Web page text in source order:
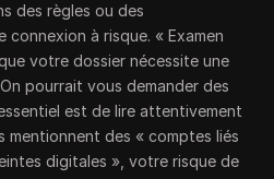
des règles ou des
à risque. « Examen
votre dossier nécessite une
pourrait vous demander des
est de lire attentivement
mentionnent des « comptes liés
digitales », votre risque de